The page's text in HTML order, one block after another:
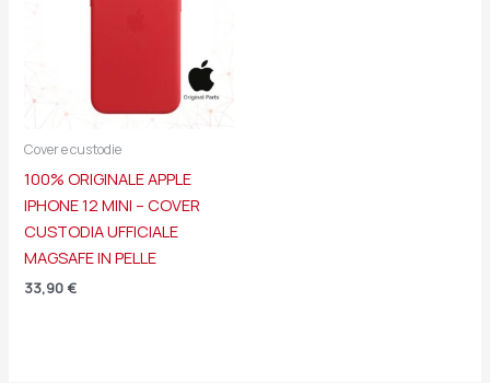
Cover e custodie
100% ORIGINALE APPLE
IPHONE 12 MINI – COVER
CUSTODIA UFFICIALE
MAGSAFE IN PELLE
33,90 €